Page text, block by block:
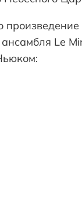
произведение
Le